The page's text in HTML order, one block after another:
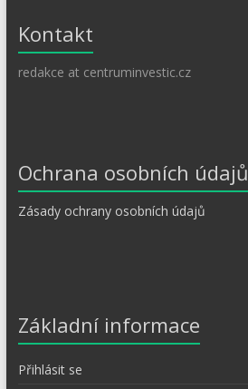
Kontakt
redakce at centruminvestic.cz
Ochrana osobních údajů
Zásady ochrany osobních údajů
Základní informace
Přihlásit se